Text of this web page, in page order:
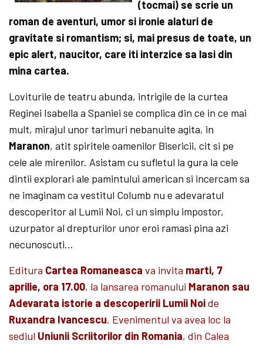
(tocmai) se scrie un
roman de aventuri, umor si ironie alaturi de
gravitate si romantism; si, mai presus de toate, un
epic alert, naucitor, care iti interzice sa lasi din
mina cartea.
Loviturile de teatru abunda, intrigile de la curtea
Reginei Isabella a Spaniei se complica din ce in ce mai
mult, mirajul unor tarimuri nebanuite agita, in
Maranon, atit spiritele oamenilor Bisericii, cit si pe
cele ale mirenilor. Asistam cu sufletul la gura la cele
dintii explorari ale pamintului american si incercam sa
ne imaginam ca vestitul Columb nu e adevaratul
descoperitor al Lumii Noi, ci un simplu impostor,
uzurpator al drepturilor unor eroi ramasi pina azi
necunoscuti…
Editura Cartea Romaneasca va invita marti, 7
aprilie, ora 17.00, la lansarea romanului Maranon sau
Adevarata istorie a descoperirii Lumii Noide
Ruxandra Ivancescu. Evenimentul va avea loc la
sediul Uniunii Scriitorilor din Romania, din Calea